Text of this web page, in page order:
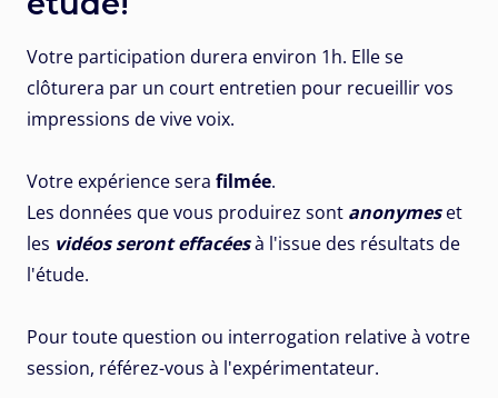
Votre participation durera environ 1h. Elle se
clôturera par un court entretien pour recueillir vos
impressions de vive voix.
Votre expérience sera filmée.
Les données que vous produirez sont anonymeset
les vidéos seront effacéesà l'issue des résultats de
l'étude.
Pour toute question ou interrogation relative à votre
session, référez-vous à l'expérimentateur.